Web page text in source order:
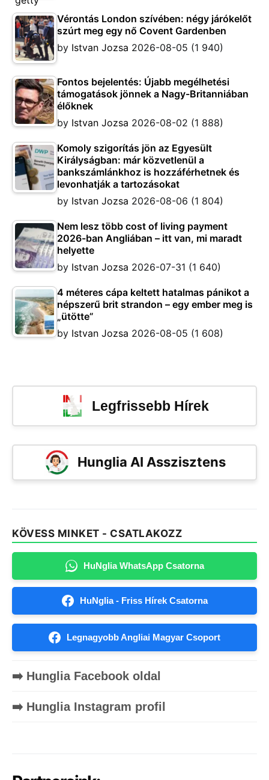
Vérontás London szívében: négy járókelőt
szúrt meg egy nő Covent Gardenben
by Istvan Jozsa 2026-08-05 (1 940)
Fontos bejelentés: Újabb megélhetési
támogatások jönnek a Nagy-Britanniában
élőknek
by Istvan Jozsa 2026-08-02 (1 888)
Komoly szigorítás jön az Egyesült
Királyságban: már közvetlenül a
bankszámlánkhoz is hozzáférhetnek és
levonhatják a tartozásokat
by Istvan Jozsa 2026-08-06 (1 804)
Nem lesz több cost of living payment
2026-ban Angliában – itt van, mi maradt
helyette
by Istvan Jozsa 2026-07-31 (1 640)
4 méteres cápa keltett hatalmas pánikot a
népszerű brit strandon – egy ember meg is
„ütötte”
by Istvan Jozsa 2026-08-05 (1 608)
Legfrissebb Hírek
Hunglia AI Asszisztens
KÖVESS MINKET - CSATLAKOZZ
HuNglia WhatsApp Csatorna
HuNglia - Friss Hírek Csatorna
Legnagyobb Angliai Magyar Csoport
➡️ Hunglia Facebook oldal
➡️ Hunglia Instagram profil